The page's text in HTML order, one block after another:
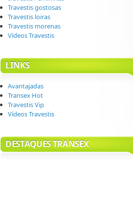
Travestis gostosas
Travestis loiras
Travestis morenas
Vídeos Travestis
LINKS
Avantajadas
Transex Hot
Travestis Vip
Vídeos Travestis
DESTAQUES TRANSEX